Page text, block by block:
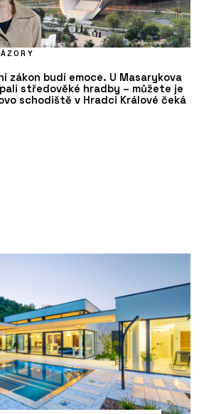
zákon budí emoce. U Masarykova
středověké hradby – můžete je
schodiště v Hradci Králové čeká